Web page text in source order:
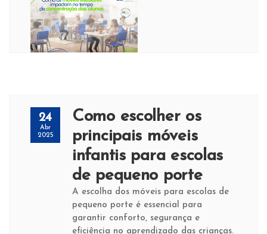
24
Abr
2025
Como escolher os
principais móveis
infantis para escolas
de pequeno porte
A escolha dos móveis para escolas de
pequeno porte é essencial para
garantir conforto, segurança e
eficiência no aprendizado das crianças.